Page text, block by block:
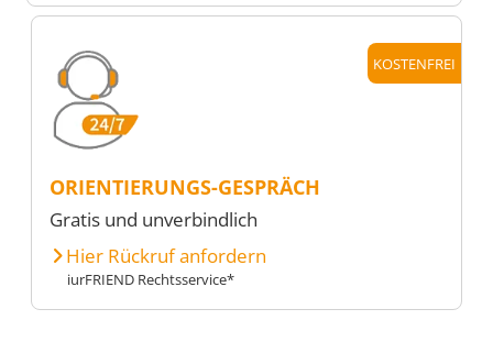
KOSTENFREI
ORIENTIERUNGS-GESPRÄCH
Gratis und unverbindlich
Hier Rückruf anfordern
iurFRIEND Rechtsservice*